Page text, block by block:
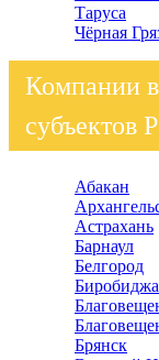
Таруса
Чёрная
Компании
субъектов
Абакан
Астрахань
Барнаул
Белгород
Брянск